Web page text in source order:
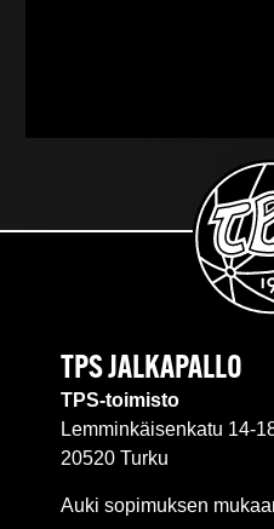
TPS JALKAPALLO
TPS-toimisto
Lemminkäisenkatu 14-
20520 Turku
Auki sopimuksen